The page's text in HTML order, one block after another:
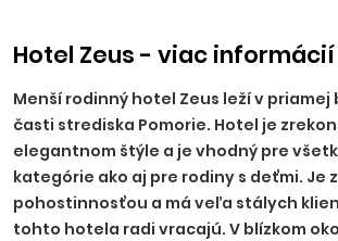
EUR.Ostatné príplatky: trezor na
Hotel Zeus - viac informácií
Menší rodinný hotel Zeus leží v
časti strediska Pomorie. Hotel je
elegantnom štýle a je vhodný pre
kategórie ako aj pre rodiny s deťmi. Je
pohostinnosťou a má veľa stálych
tohto hotela radi vracajú. V blízkom